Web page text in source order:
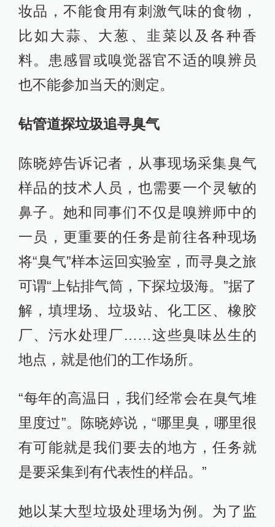
妆品，不能食用有刺激气味的食物，
比如大蒜、大葱、韭菜以及各种香
料。患感冒或嗅觉器官不适的嗅辨员
也不能参加当天的测定。
钻管道探垃圾追寻臭气
陈晓婷告诉记者，从事现场采集臭气
样品的技术人员，也需要一个灵敏的
鼻子。她和同事们不仅是嗅辨师中的
一员，更重要的任务是前往各种现场
将“臭气”样本运回实验室，而寻臭之旅
可谓“上钻排气筒，下探垃圾海。”据了
解，填埋场、垃圾站、化工区、橡胶
厂、污水处理厂……这些臭味丛生的
地点，就是他们的工作场所。
“每年的高温日，我们经常会在臭气堆
里度过”。陈晓婷说，“哪里臭，哪里很
有可能就是我们要去的地方，任务就
是要采集到有代表性的样品。”
她以某大型垃圾处理场为例。为了监